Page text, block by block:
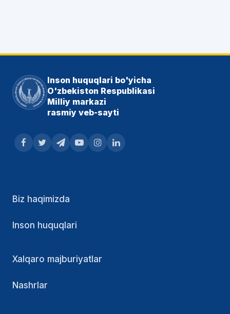
Inson huquqlari bo'yicha
O'zbekiston Respublikasi
Milliy markazi
rasmiy veb-sayti
Biz haqimizda
Inson huquqlari
Xalqaro majburiyatlar
Nashrlar